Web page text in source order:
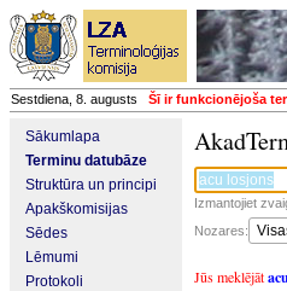
Sestdiena, 8. augusts Šī ir funkcionējoša
Sākumlapa
Terminu datubāze
Struktūra un principi
Apakškomisijas
Sēdes
Lēmumi
Protokoli
Izmantojiet
Nozares:
Jūs meklējāt